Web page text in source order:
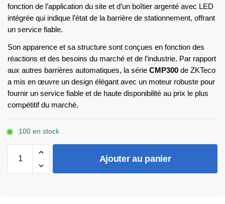
était :
10,800.00 dh.
est :
7,500.00 dh.
fonction de l’application du site et d’un boîtier argenté avec LED
intégrée qui indique l’état de la barrière de stationnement, offrant
un service fiable.
Son apparence et sa structure sont conçues en fonction des
réactions et des besoins du marché et de l’industrie. Par rapport
aux autres barrières automatiques, la série CMP300 de ZKTeco
a mis en œuvre un design élégant avec un moteur robuste pour
fournir un service fiable et de haute disponibilité au prix le plus
compétitif du marché.
100 en stock
Barriére
Ajouter au panier